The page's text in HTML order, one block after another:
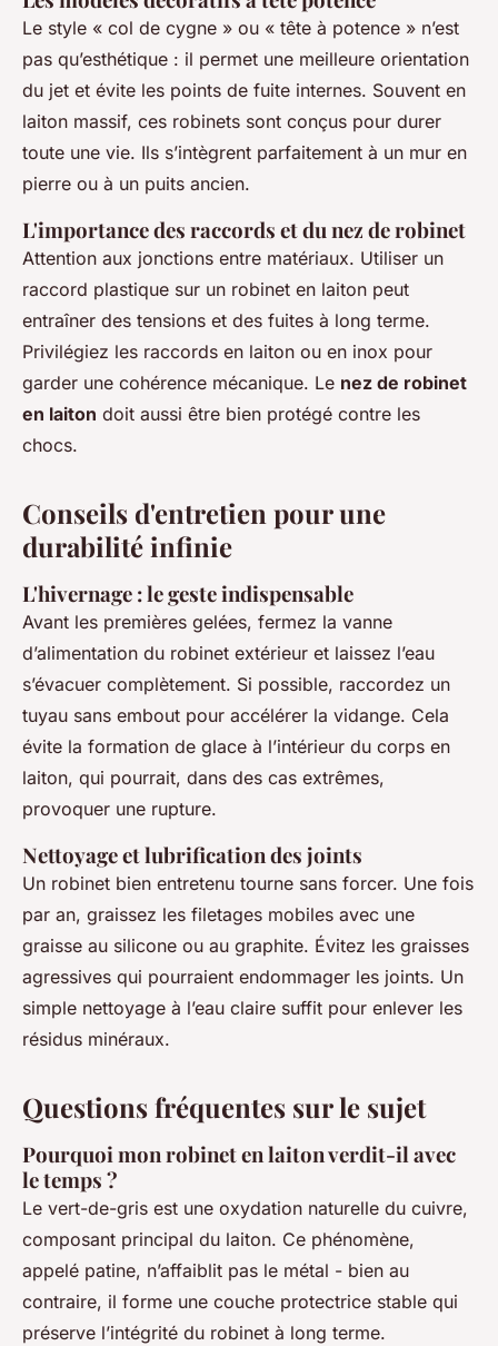
Le style « col de cygne » ou « tête à potence » n’est
pas qu’esthétique : il permet une meilleure orientation
du jet et évite les points de fuite internes. Souvent en
laiton massif, ces robinets sont conçus pour durer
toute une vie. Ils s’intègrent parfaitement à un mur en
pierre ou à un puits ancien.
L'importance des raccords et du nez de robinet
Attention aux jonctions entre matériaux. Utiliser un
raccord plastique sur un robinet en laiton peut
entraîner des tensions et des fuites à long terme.
Privilégiez les raccords en laiton ou en inox pour
garder une cohérence mécanique. Le nez de robinet
en laiton doit aussi être bien protégé contre les
chocs.
Conseils d'entretien pour une
durabilité infinie
L'hivernage : le geste indispensable
Avant les premières gelées, fermez la vanne
d’alimentation du robinet extérieur et laissez l’eau
s’évacuer complètement. Si possible, raccordez un
tuyau sans embout pour accélérer la vidange. Cela
évite la formation de glace à l’intérieur du corps en
laiton, qui pourrait, dans des cas extrêmes,
provoquer une rupture.
Nettoyage et lubrification des joints
Un robinet bien entretenu tourne sans forcer. Une fois
par an, graissez les filetages mobiles avec une
graisse au silicone ou au graphite. Évitez les graisses
agressives qui pourraient endommager les joints. Un
simple nettoyage à l’eau claire suffit pour enlever les
résidus minéraux.
Questions fréquentes sur le sujet
Pourquoi mon robinet en laiton verdit-il avec
le temps ?
Le vert-de-gris est une oxydation naturelle du cuivre,
composant principal du laiton. Ce phénomène,
appelé patine, n’affaiblit pas le métal - bien au
contraire, il forme une couche protectrice stable qui
préserve l’intégrité du robinet à long terme.